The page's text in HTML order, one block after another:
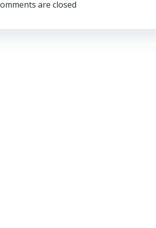
по
записям
are closed